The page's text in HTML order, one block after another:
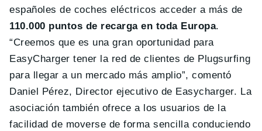
españoles de coches eléctricos acceder a más de
110.000 puntos de recarga en toda Europa.
“Creemos que es una gran oportunidad para
EasyCharger tener la red de clientes de Plugsurfing
para llegar a un mercado más amplio”, comentó
Daniel Pérez, Director ejecutivo de Easycharger. La
asociación también ofrece a los usuarios de la
facilidad de moverse de forma sencilla conduciendo